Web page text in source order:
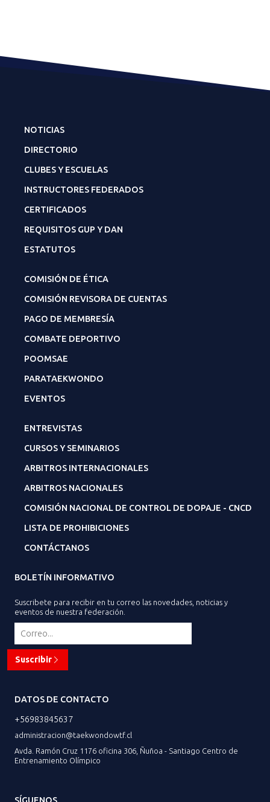
NOTICIAS
DIRECTORIO
CLUBES Y ESCUELAS
INSTRUCTORES FEDERADOS
CERTIFICADOS
REQUISITOS GUP Y DAN
ESTATUTOS
COMISIÓN DE ÉTICA
COMISIÓN REVISORA DE CUENTAS
PAGO DE MEMBRESÍA
COMBATE DEPORTIVO
POOMSAE
PARATAEKWONDO
EVENTOS
ENTREVISTAS
CURSOS Y SEMINARIOS
ARBITROS INTERNACIONALES
ARBITROS NACIONALES
COMISIÓN NACIONAL DE CONTROL DE DOPAJE - CNCD
LISTA DE PROHIBICIONES
CONTÁCTANOS
BOLETÍN INFORMATIVO
Suscribete para recibir en tu correo las novedades, noticias y
eventos de nuestra federación.
Suscribir
DATOS DE CONTACTO
+56983845637
administracion@taekwondowtf.cl
Avda. Ramón Cruz 1176 oficina 306, Ñuñoa - Santiago Centro de
Entrenamiento Olímpico